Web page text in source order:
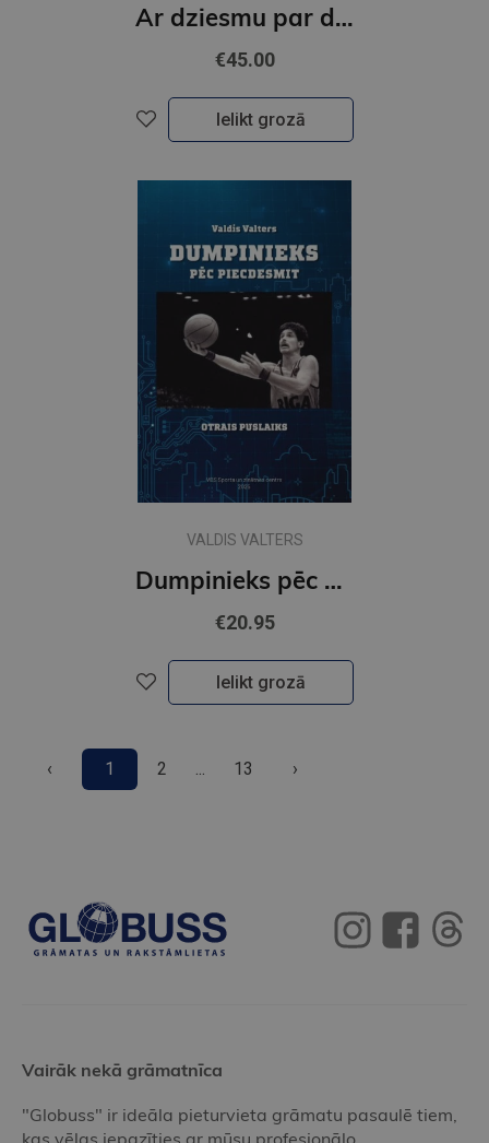
Ar dziesmu par dzīvi
€45.00
Ielikt grozā
VALDIS VALTERS
Dumpinieks pēc piecdesmit. Otrais puslaiks
€20.95
Ielikt grozā
‹ 1 2 ... 13 ›
Vairāk nekā grāmatnīca
"Globuss" ir ideāla pieturvieta grāmatu pasaulē tiem,
kas vēlas iepazīties ar mūsu profesionālo,